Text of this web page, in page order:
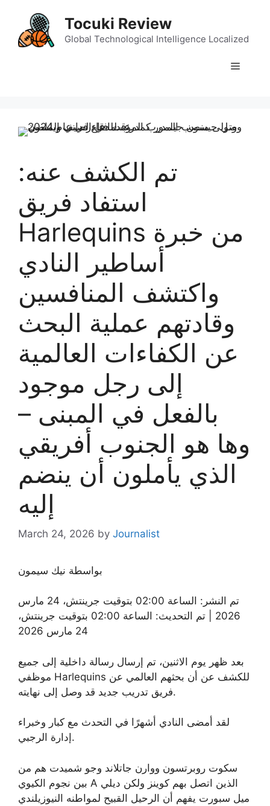
content
Tocuki Review
Global Technological Intelligence Localized
Menu
تم الكشف عنه:
استفاد فريق
Harlequins من خبرة
أساطير النادي
واكتشف المنافسين
وقادتهم عملية البحث
عن الكفاءات العالمية
إلى رجل موجود
بالفعل في المبنى –
وها هو الجنوب أفريقي
الذي يأملون أن ينضم
إليه
March 24, 2026 by Journalist
بواسطة نيك سيمون
تم النشر:
الساعة 02:00 بتوقيت جرينتش، 24 مارس
2026
تم التحديث:
الساعة 02:00 بتوقيت جرينتش،
24 مارس 2026
بعد ظهر يوم الاثنين، تم إرسال رسالة داخلية إلى جميع
موظفي Harlequins للكشف عن أن بحثهم العالمي عن
فريق تدريب جديد قد وصل إلى نهايته.
لقد أمضى النادي أشهرًا في التحدث مع كبار وخبراء
إدارة الرجبي.
سكوت روبرتسون ووارن جاتلاند وجو شميدت هم من
بين نجوم الكيوي A الذين اتصل بهم كوينز ولكن ديلي
ميل سبورت يفهم أن الرحيل القبيح لمواطنه النيوزيلندي